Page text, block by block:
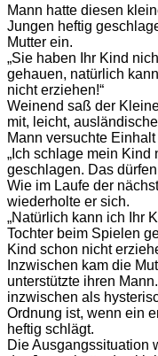
Mann hatte diesen
Jungen heftig
Mutter ein.
„Sie haben Ihr Kind
gehauen, natürlich
nicht erziehen!“
Weinend saß der
mit, leicht,
Mann versuchte
„Ich schlage mein
geschlagen. Das
Wie im Laufe der
wiederholte er sich.
„Natürlich kann ich Ihr
Tochter beim Spielen
Kind schon nicht
Inzwischen kam die
unterstützte ihren
inzwischen als
Ordnung ist, wenn ein
heftig schlägt.
Die Ausgangssituation